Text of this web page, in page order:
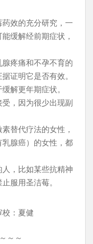
效的充分研究，一
缓解经前期症状，
疼痛和不孕不育的
证明它是否有效。
解更年期症状。
，因为很少出现副
替代疗法的女性，
腺癌）的女性，都
，比如某些抗精神
服用圣洁莓。
：夏健
～～